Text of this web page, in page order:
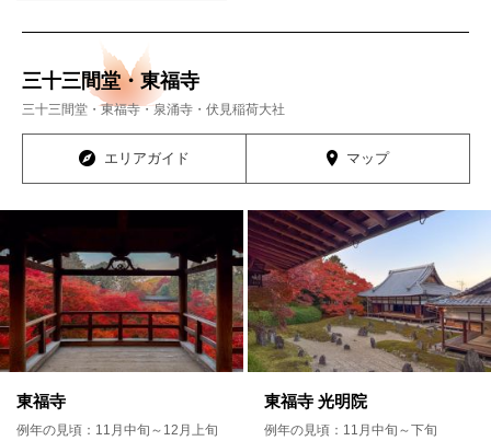
三十三間堂・東福寺
三十三間堂・東福寺・泉涌寺・伏見稲荷大社
エリアガイド マップ
東福寺
例年の見頃：11月中旬～12月上旬
東福寺 光明院
例年の見頃：11月中旬～下旬